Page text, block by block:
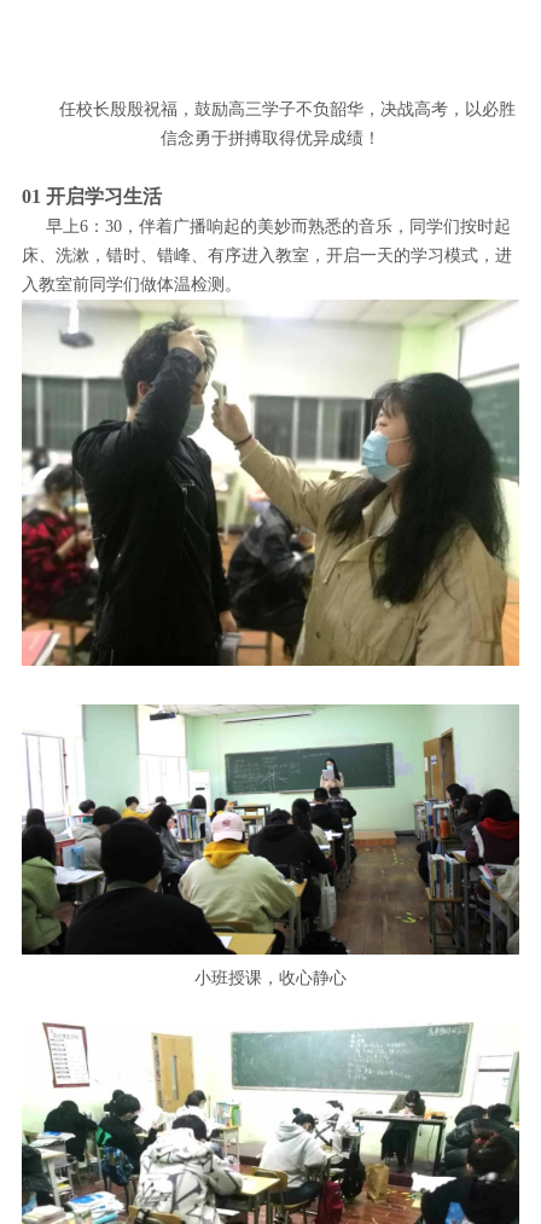
任校长殷殷祝福，鼓励高三学子不负韶华，决战高考，以必胜
信念勇于拼搏取得优异成绩！
01 开启学习生活
早上6：30，伴着广播响起的美妙而熟悉的音乐，同学们按时起
床、洗漱，错时、错峰、有序进入教室，开启一天的学习模式，进
入教室前同学们做体温检测。
小班授课，收心静心